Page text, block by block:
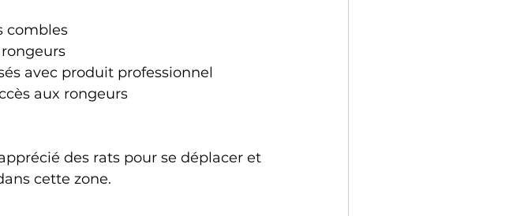
combles
avec produit professionnel
aux rongeurs
des rats pour se déplacer et
cette zone.